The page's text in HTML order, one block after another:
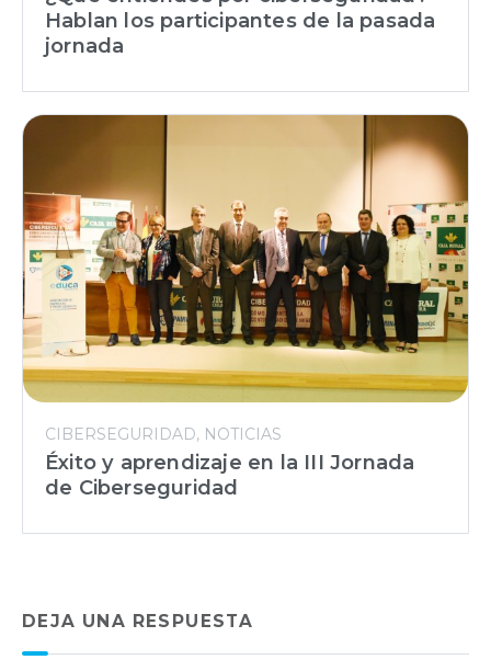
Hablan los participantes de la pasada
jornada
CIBERSEGURIDAD NOTICIAS
Éxito y aprendizaje en la III Jornada
de Ciberseguridad
DEJA UNA RESPUESTA